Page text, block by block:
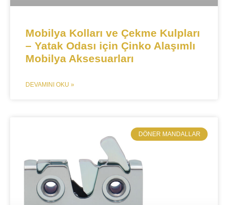
Mobilya Kolları ve Çekme Kulpları
– Yatak Odası için Çinko Alaşımlı
Mobilya Aksesuarları​​
DEVAMINI OKU »
​DÖNER MANDALLAR